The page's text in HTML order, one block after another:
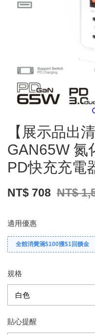
【展示品出
GAN65W 氮
PD快充充電
NT$ 708 NT$
適用優惠
全館消費滿$100獲$1回饋金
規格
貼心提醒